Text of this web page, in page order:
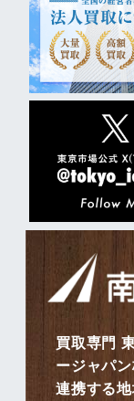
買取専門
ージャパ
連携する